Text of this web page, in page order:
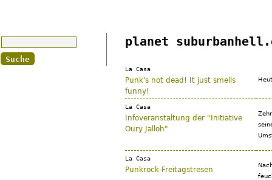
planet
La Casa
Punk's not dead! It just smells
funny!
La Casa
Infoveranstaltung der "Initiative
Oury Jalloh"
La Casa
Punkrock-Freitagstresen
Suche